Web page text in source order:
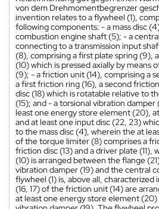
von dem Drehmomentbegrenzer
invention relates to a flywheel (1),
following components: - a mass disc
combustion engine shaft (5); - a
connecting to a transmission input
(8), comprising a first plate spring (9),
(10) which is pressed axially by means
(9); - a friction unit (14), comprising a
a first friction ring (16), a second
disc (18) which is rotatable relative to
(15); and - a torsional vibration damper
least one energy store element (20),
and at least one input disc (22, 23)
to the mass disc (4), wherein the at
of the torque limiter (8) comprises a
friction disc (13) and a driver plate
(10) is arranged between the flange
vibration damper (19) and the central
flywheel (1) is, above all,
(16, 17) of the friction unit (14) are
at least one energy store element